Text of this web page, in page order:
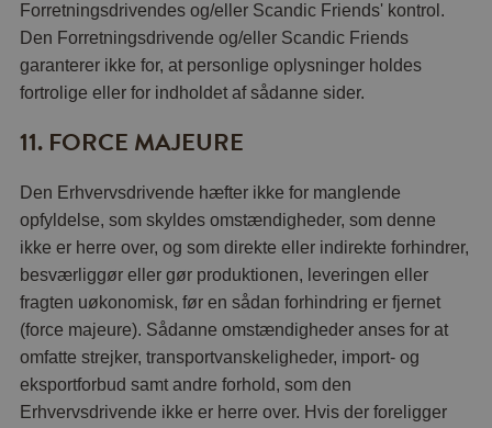
Forretningsdrivendes og/eller Scandic Friends' kontrol.
Den Forretningsdrivende og/eller Scandic Friends
garanterer ikke for, at personlige oplysninger holdes
fortrolige eller for indholdet af sådanne sider.
11. FORCE MAJEURE
Den Erhvervsdrivende hæfter ikke for manglende
opfyldelse, som skyldes omstændigheder, som denne
ikke er herre over, og som direkte eller indirekte forhindrer,
besværliggør eller gør produktionen, leveringen eller
fragten uøkonomisk, før en sådan forhindring er fjernet
(force majeure). Sådanne omstændigheder anses for at
omfatte strejker, transportvanskeligheder, import- og
eksportforbud samt andre forhold, som den
Erhvervsdrivende ikke er herre over. Hvis der foreligger